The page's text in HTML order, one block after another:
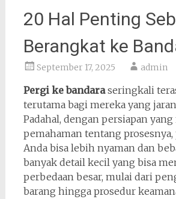
20 Hal Penting
Berangkat ke
September 17, 2025 admin
Pergi ke bandaraseringkali
terutama bagi mereka yang
Padahal, dengan persiapan
pemahaman tentang
Anda bisa lebih nyaman dan
banyak detail kecil yang bisa
perbedaan besar, mulai dari
barang hingga prosedur